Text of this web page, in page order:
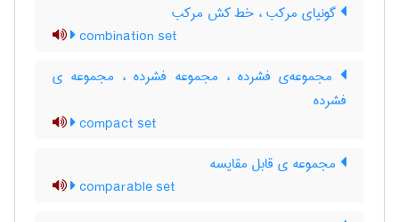
گونیای مرکب ، خط کش مرکب
combination set
مجموعه‌ی فشرده ، مجموعه فشرده ، مجموعه ی
فشرده
compact set
مجموعه ی قابل مقایسه
comparable set